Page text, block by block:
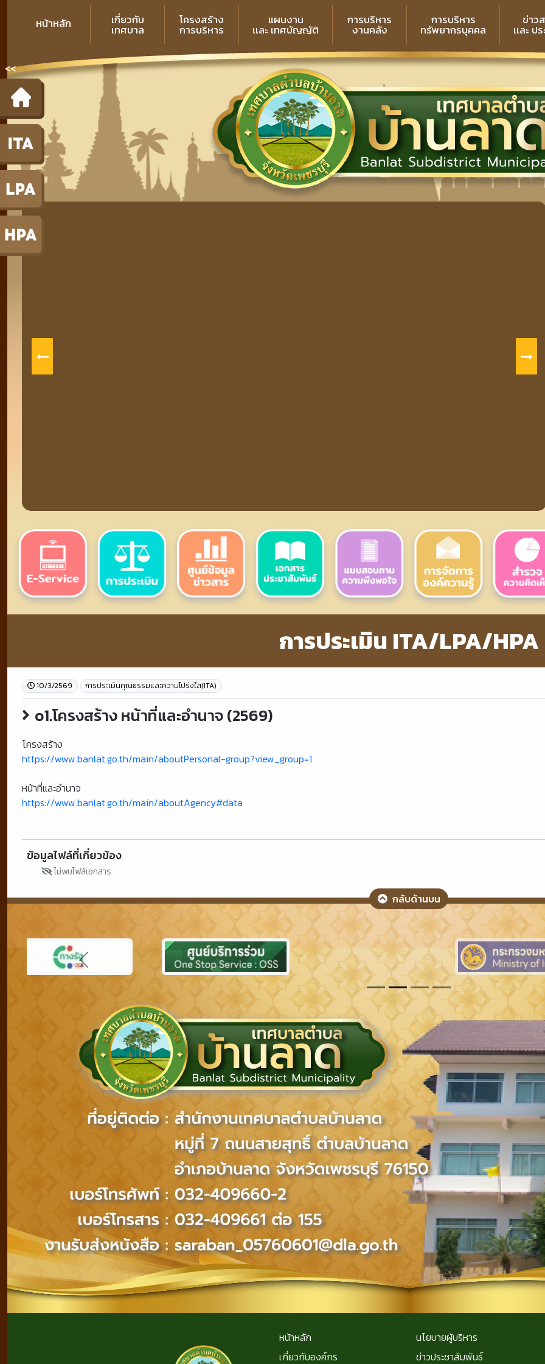
<<
หน้าหลัก เกี่ยวกับ
เทศบาล
โครงสร้าง
การบริหาร
แผนงาน
เเละ เทศบัญญัติ
การบริหาร
งานคลัง
การบริหาร
ทรัพยากรบุคคล
ข่าว
เเละ ป
การประเมิน ITA/LPA/HPA
10/3/2569 การประเมินคุณธรรมและความโปร่งใส(ITA)
o1.โครงสร้าง หน้าที่และอำนาจ (2569)
โครงสร้าง
https://www.banlat.go.th/main/aboutPersonal-group?view_group=1
หน้าที่และอำนาจ
https://www.banlat.go.th/main/aboutAgency#data
ข้อมูลไฟล์ที่เกี่ยวข้อง
ไม่พบไฟล์เอกสาร
กลับด้านบน
Previous
หน้าหลัก
เกี่ยวกับองค์กร
นโยบายผู้บริหาร
ข่าวประชาสัมพันธ์